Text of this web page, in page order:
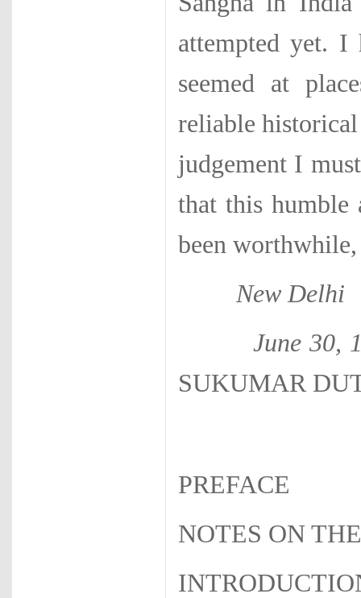
attempted yet. I
seemed at
reliable
judgement I
that this humble
been
New Delhi
June 30,
SUKUMAR
PREFACE
NOTES ON